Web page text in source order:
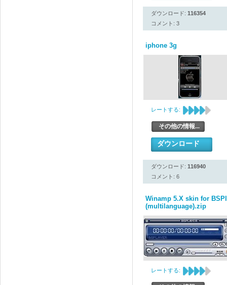
ダウンロード: 116354
コメント: 3
iphone 3g
レートする:
その他の情報...
ダウンロード
ダウンロード: 116940
コメント: 6
Winamp 5.X skin for
(multilanguage).zip
レートする: